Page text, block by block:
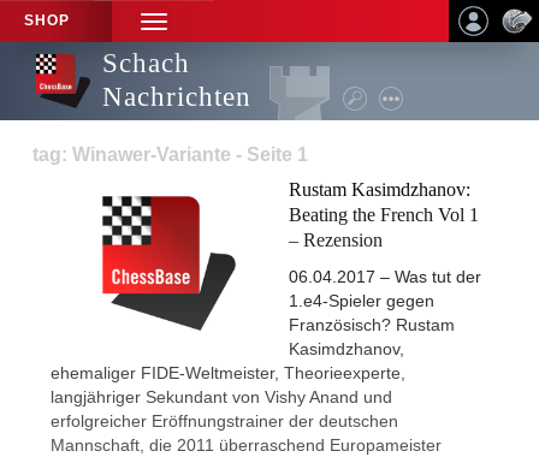
SHOP
TOGGLE
NAVIGATION
Schach
Nachrichten
tag: Winawer-Variante - Seite 1
Rustam Kasimdzhanov:
Beating the French Vol 1
– Rezension
06.04.2017 – Was tut der
1.e4-Spieler gegen
Französisch? Rustam
Kasimdzhanov,
ehemaliger FIDE-Weltmeister, Theorieexperte,
langjähriger Sekundant von Vishy Anand und
erfolgreicher Eröffnungstrainer der deutschen
Mannschaft, die 2011 überraschend Europameister